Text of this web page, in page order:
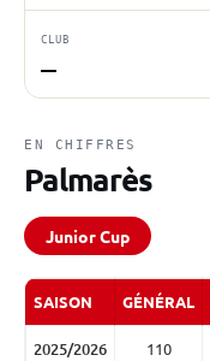
CLUB
—
EN CHIFFRES
Palmarès
Junior Cup
SAISON GÉNÉRAL
2025/2026 110